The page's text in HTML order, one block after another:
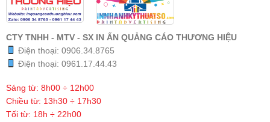
CTY TNHH - MTV - SX IN ẤN QUẢNG CÁO THƯƠNG HIỆU
Điện thoại: 0906.34.8765
Điện thoại: 0961.17.44.43
Sáng từ: 8h00 ÷ 12h00
Chiều từ: 13h30 ÷ 17h30
Tối từ: 18h ÷ 22h00